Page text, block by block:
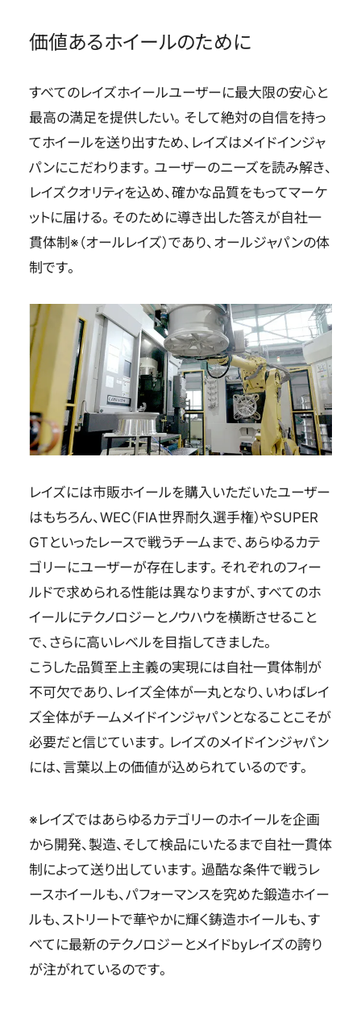
価値あるホイールのために
すべてのレイズホイールユーザーに最大限の安心と
最高の満足を提供したい。そして絶対の自信を持っ
てホイールを送り出すため、レイズはメイドインジャ
パンにこだわります。ユーザーのニーズを読み解き、
レイズクオリティを込め、確かな品質をもってマーケ
ットに届ける。そのために導き出した答えが自社一
貫体制※（オールレイズ）であり、オールジャパンの体
制です。
レイズには市販ホイールを購入いただいたユーザー
はもちろん、WEC（FIA世界耐久選手権）やSUPER
GTといったレースで戦うチームまで、あらゆるカテ
ゴリーにユーザーが存在します。それぞれのフィー
ルドで求められる性能は異なりますが、すべてのホ
イールにテクノロジーとノウハウを横断させること
で、さらに高いレベルを目指してきました。
こうした品質至上主義の実現には自社一貫体制が
不可欠であり、レイズ全体が一丸となり、いわばレイ
ズ全体がチームメイドインジャパンとなることこそが
必要だと信じています。レイズのメイドインジャパン
には、言葉以上の価値が込められているのです。
レイズではあらゆるカテゴリーのホイールを企画
から開発、製造、そして検品にいたるまで自社一貫体
制によって送り出しています。過酷な条件で戦うレ
ースホイールも、パフォーマンスを究めた鍛造ホイー
ルも、ストリートで華やかに輝く鋳造ホイールも、す
べてに最新のテクノロジーとメイドbyレイズの誇り
が注がれているのです。